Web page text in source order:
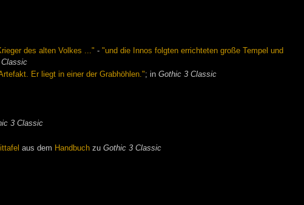
des alten Volkes ..." -"und die Innos folgten errichteten große Tempel und
Er liegt in einer der Grabhöhlen."; inGothic 3 Classic
3 Classic
aus dem Handbuch zuGothic 3 Classic